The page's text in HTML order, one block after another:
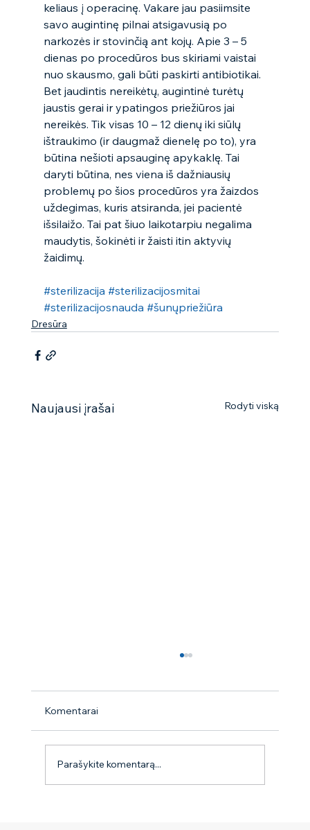
keliaus į operacinę. Vakare jau pasiimsite
savo augintinę pilnai atsigavusią po
narkozės ir stovinčią ant kojų. Apie 3 – 5
dienas po procedūros bus skiriami vaistai
nuo skausmo, gali būti paskirti antibiotikai.
Bet jaudintis nereikėtų, augintinė turėtų
jaustis gerai ir ypatingos priežiūros jai
nereikės. Tik visas 10 – 12 dienų iki siūlų
ištraukimo (ir daugmaž dienelę po to), yra
būtina nešioti apsauginę apykaklę. Tai
daryti būtina, nes viena iš dažniausių
problemų po šios procedūros yra žaizdos
uždegimas, kuris atsiranda, jei pacientė
išsilaižo. Tai pat šiuo laikotarpiu negalima
maudytis, šokinėti ir žaisti itin aktyvių
žaidimų.
#sterilizacija #sterilizacijosmitai
#sterilizacijosnauda #šunųpriežiūra
Dresūra
Naujausi įrašai Rodyti viską
Komentarai
Parašykite komentarą...